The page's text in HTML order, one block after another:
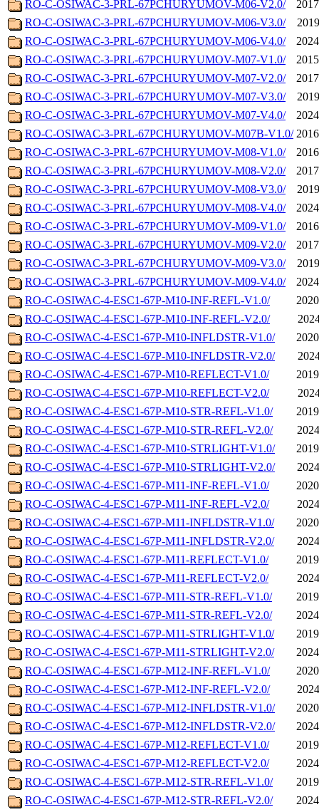
RO-C-OSIWAC-3-PRL-67PCHURYUMOV-M06-V2.0/
RO-C-OSIWAC-3-PRL-67PCHURYUMOV-M06-V3.0/
RO-C-OSIWAC-3-PRL-67PCHURYUMOV-M06-V4.0/
RO-C-OSIWAC-3-PRL-67PCHURYUMOV-M07-V1.0/
RO-C-OSIWAC-3-PRL-67PCHURYUMOV-M07-V2.0/
RO-C-OSIWAC-3-PRL-67PCHURYUMOV-M07-V3.0/
RO-C-OSIWAC-3-PRL-67PCHURYUMOV-M07-V4.0/
RO-C-OSIWAC-3-PRL-67PCHURYUMOV-M07B-V1.0/
RO-C-OSIWAC-3-PRL-67PCHURYUMOV-M08-V1.0/
RO-C-OSIWAC-3-PRL-67PCHURYUMOV-M08-V2.0/
RO-C-OSIWAC-3-PRL-67PCHURYUMOV-M08-V3.0/
RO-C-OSIWAC-3-PRL-67PCHURYUMOV-M08-V4.0/
RO-C-OSIWAC-3-PRL-67PCHURYUMOV-M09-V1.0/
RO-C-OSIWAC-3-PRL-67PCHURYUMOV-M09-V2.0/
RO-C-OSIWAC-3-PRL-67PCHURYUMOV-M09-V3.0/
RO-C-OSIWAC-3-PRL-67PCHURYUMOV-M09-V4.0/
RO-C-OSIWAC-4-ESC1-67P-M10-INF-REFL-V1.0/
RO-C-OSIWAC-4-ESC1-67P-M10-INF-REFL-V2.0/
RO-C-OSIWAC-4-ESC1-67P-M10-INFLDSTR-V1.0/
RO-C-OSIWAC-4-ESC1-67P-M10-INFLDSTR-V2.0/
RO-C-OSIWAC-4-ESC1-67P-M10-REFLECT-V1.0/
RO-C-OSIWAC-4-ESC1-67P-M10-REFLECT-V2.0/
RO-C-OSIWAC-4-ESC1-67P-M10-STR-REFL-V1.0/
RO-C-OSIWAC-4-ESC1-67P-M10-STR-REFL-V2.0/
RO-C-OSIWAC-4-ESC1-67P-M10-STRLIGHT-V1.0/
RO-C-OSIWAC-4-ESC1-67P-M10-STRLIGHT-V2.0/
RO-C-OSIWAC-4-ESC1-67P-M11-INF-REFL-V1.0/
RO-C-OSIWAC-4-ESC1-67P-M11-INF-REFL-V2.0/
RO-C-OSIWAC-4-ESC1-67P-M11-INFLDSTR-V1.0/
RO-C-OSIWAC-4-ESC1-67P-M11-INFLDSTR-V2.0/
RO-C-OSIWAC-4-ESC1-67P-M11-REFLECT-V1.0/
RO-C-OSIWAC-4-ESC1-67P-M11-REFLECT-V2.0/
RO-C-OSIWAC-4-ESC1-67P-M11-STR-REFL-V1.0/
RO-C-OSIWAC-4-ESC1-67P-M11-STR-REFL-V2.0/
RO-C-OSIWAC-4-ESC1-67P-M11-STRLIGHT-V1.0/
RO-C-OSIWAC-4-ESC1-67P-M11-STRLIGHT-V2.0/
RO-C-OSIWAC-4-ESC1-67P-M12-INF-REFL-V1.0/
RO-C-OSIWAC-4-ESC1-67P-M12-INF-REFL-V2.0/
RO-C-OSIWAC-4-ESC1-67P-M12-INFLDSTR-V1.0/
RO-C-OSIWAC-4-ESC1-67P-M12-INFLDSTR-V2.0/
RO-C-OSIWAC-4-ESC1-67P-M12-REFLECT-V1.0/
RO-C-OSIWAC-4-ESC1-67P-M12-REFLECT-V2.0/
RO-C-OSIWAC-4-ESC1-67P-M12-STR-REFL-V1.0/
RO-C-OSIWAC-4-ESC1-67P-M12-STR-REFL-V2.0/